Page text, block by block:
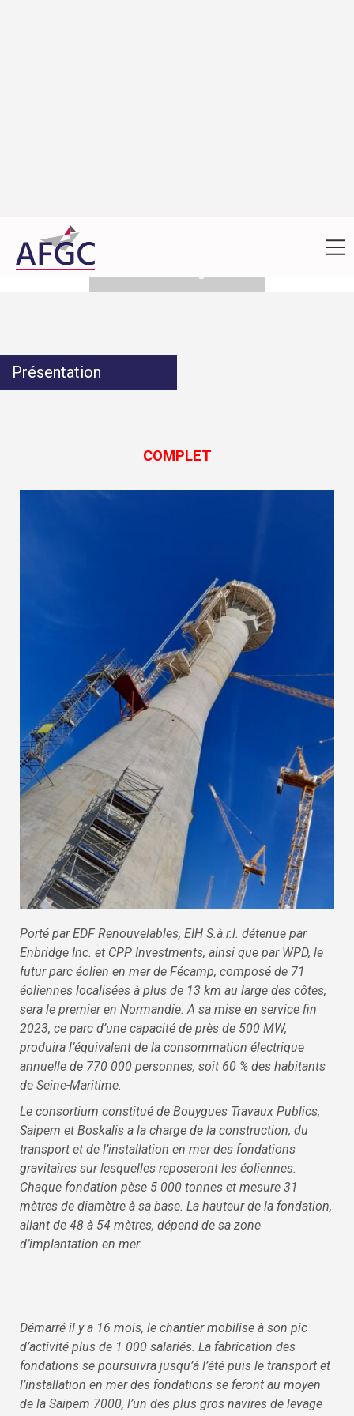
Présentation
COMPLET
Porté par EDF Renouvelables, EIH S.à.r.l. détenue par
Enbridge Inc. et CPP Investments, ainsi que par WPD, le
futur parc éolien en mer de Fécamp, composé de 71
éoliennes localisées à plus de 13 km au large des côtes,
sera le premier en Normandie. A sa mise en service fin
2023, ce parc d’une capacité de près de 500 MW,
produira l’équivalent de la consommation électrique
annuelle de 770 000 personnes, soit 60 % des habitants
de Seine-Maritime.
Le consortium constitué de Bouygues Travaux Publics,
Saipem et Boskalis a la charge de la construction, du
transport et de l’installation en mer des fondations
gravitaires sur lesquelles reposeront les éoliennes.
Chaque fondation pèse 5 000 tonnes et mesure 31
mètres de diamètre à sa base. La hauteur de la fondation,
allant de 48 à 54 mètres, dépend de sa zone
d’implantation en mer.
Démarré il y a 16 mois, le chantier mobilise à son pic
d’activité plus de 1 000 salariés. La fabrication des
fondations se poursuivra jusqu’à l’été puis le transport et
l’installation en mer des fondations se feront au moyen
de la Saipem 7000, l’un des plus gros navires de levage